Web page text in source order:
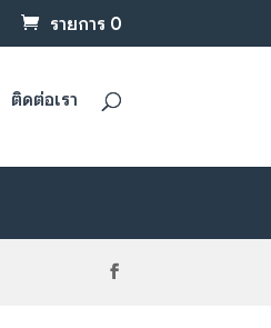
รายการ 0
ติดต่อเรา